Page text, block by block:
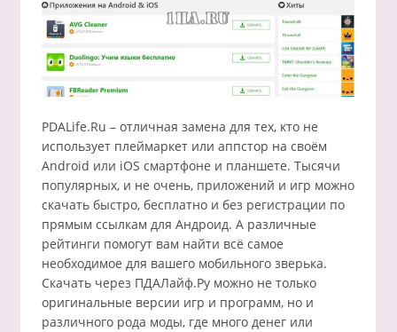
PDALife.Ru – отличная замена для тех, кто не
использует плеймаркет или аппстор на своём
Android или iOS смартфоне и планшете. Тысячи
популярных, и не очень, приложений и игр можно
скачать быстро, бесплатно и без регистрации по
прямым ссылкам для Андроид. А различные
рейтинги помогут вам найти всё самое
необходимое для вашего мобильного зверька.
Скачать через ПДАЛайф.Ру можно не только
оригинальные версии игр и программ, но и
различного рода моды, где много денег или